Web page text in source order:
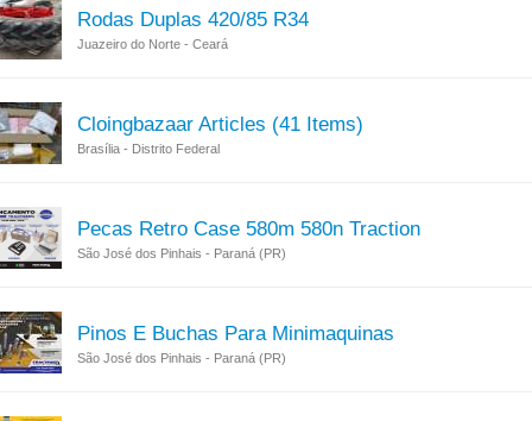
Rodas Duplas 420/85 R34
Juazeiro do Norte - Ceará
Cloingbazaar Articles (41 Items)
Brasília - Distrito Federal
Pecas Retro Case 580m 580n Traction
São José dos Pinhais - Paraná (PR)
Pinos E Buchas Para Minimaquinas
São José dos Pinhais - Paraná (PR)